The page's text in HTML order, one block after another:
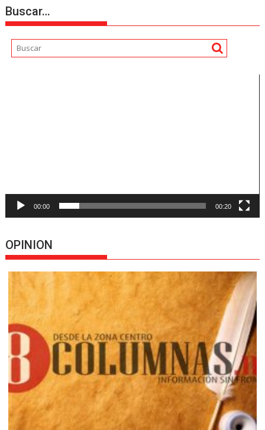
Buscar…
00:00 00:20
OPINION